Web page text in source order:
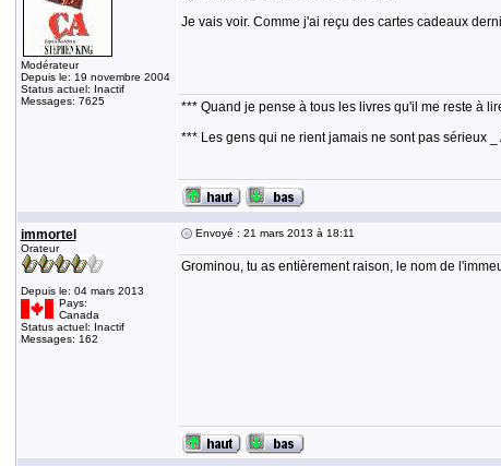
Modérateur
Depuis le: 19 novembre 2004
Status actuel: Inactif
Messages: 7625
Je vais voir. Comme j'ai reçu des cartes cadeaux
*** Quand je pense à tous les livres qu'il me reste à
*** Les gens qui ne rient jamais ne sont pas sérieux _
immortel
Orateur
Depuis le: 04 mars 2013
Pays:
Canada
Status actuel: Inactif
Messages: 162
Envoyé : 21 mars 2013 à 18:11
Grominou, tu as entièrement raison, le nom de